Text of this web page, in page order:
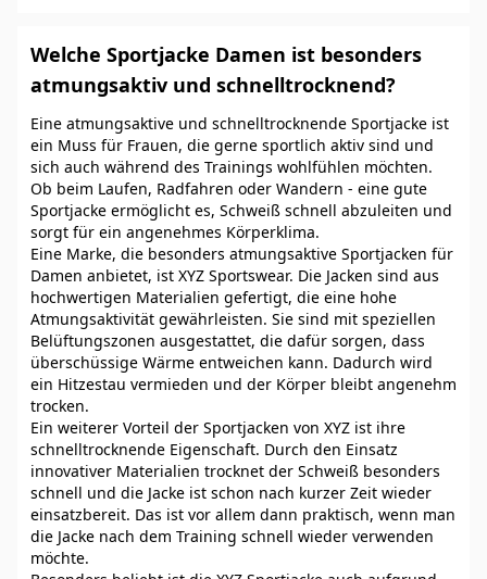
Welche Sportjacke Damen ist besonders
atmungsaktiv und schnelltrocknend?
Eine atmungsaktive und schnelltrocknende Sportjacke ist
ein Muss für Frauen, die gerne sportlich aktiv sind und
sich auch während des Trainings wohlfühlen möchten.
Ob beim Laufen, Radfahren oder Wandern - eine gute
Sportjacke ermöglicht es, Schweiß schnell abzuleiten und
sorgt für ein angenehmes Körperklima.
Eine Marke, die besonders atmungsaktive Sportjacken für
Damen anbietet, ist XYZ Sportswear. Die Jacken sind aus
hochwertigen Materialien gefertigt, die eine hohe
Atmungsaktivität gewährleisten. Sie sind mit speziellen
Belüftungszonen ausgestattet, die dafür sorgen, dass
überschüssige Wärme entweichen kann. Dadurch wird
ein Hitzestau vermieden und der Körper bleibt angenehm
trocken.
Ein weiterer Vorteil der Sportjacken von XYZ ist ihre
schnelltrocknende Eigenschaft. Durch den Einsatz
innovativer Materialien trocknet der Schweiß besonders
schnell und die Jacke ist schon nach kurzer Zeit wieder
einsatzbereit. Das ist vor allem dann praktisch, wenn man
die Jacke nach dem Training schnell wieder verwenden
möchte.